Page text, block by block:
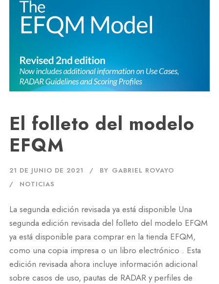
El folleto del modelo
EFQM
21 DE JUNIO DE 2021 BY GABRIEL ROVAYO
NOTICIAS
La segunda edición revisada ya está disponible Una
segunda edición revisada del folleto del modelo EFQM
ya está disponible para comprar en la tienda EFQM,
como una copia impresa o un libro electrónico . Esta
edición revisada ahora incluye información adicional
sobre casos de uso, pautas de RADAR y perfiles de